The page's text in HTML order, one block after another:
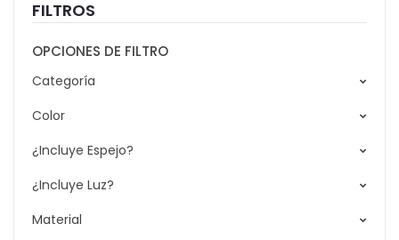
FILTROS
OPCIONES DE FILTRO
Categoría
Color
¿Incluye Espejo?
¿Incluye Luz?
Material